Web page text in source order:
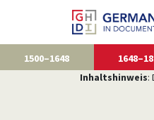
1500–1648
Inhaltshinweis: